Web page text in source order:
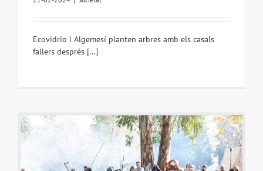
Ecovidrio i Algemesí planten arbres amb els casals
fallers després [...]